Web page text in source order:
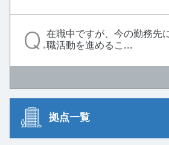
在職中ですが、今の勤務先
職活動を進めるこ...
拠点一覧